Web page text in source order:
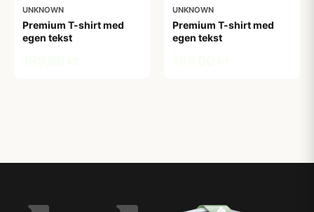
UNKNOWN
Premium T-shirt med
egen tekst
UNKNOWN
Premium T-shirt med
egen tekst